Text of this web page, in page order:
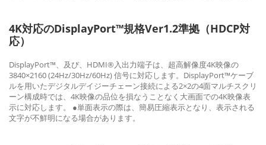
4K対応のDisplayPort™規格Ver1.2準拠（HDCP対
応）
DisplayPort™、及び、HDMI®入出力端子は、超高解像度4K映像の
3840×2160 (24Hz/30Hz/60Hz) 信号に対応します。DisplayPort™ケーブ
ルを用いたデジタルデイジーチェーン接続による2×2の4面マルチスクリ
ーン構成時では、4K映像の品位を損なうことなく大画面での4K映像表
示に対応します。 ●単面表示の際は、簡易圧縮表示となり、表示される
文字が不鮮明になる場合があります。